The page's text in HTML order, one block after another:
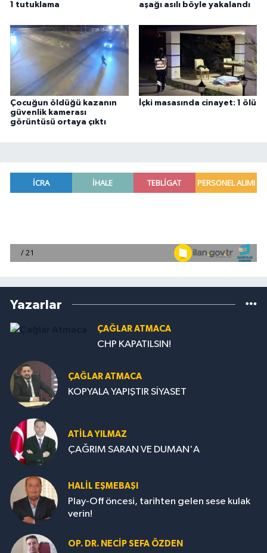
1 tutuklama
aşağı asılı böyle yakalandı
Çocuğun öldüğü kazanın
güvenlik kamerası
görüntüsü ortaya çıktı
İçki masasında cinayet: 1 ölü
Yazarlar
ÇAĞLAR ATMACA
CHP KAPATILSIN!
ÇAĞLAR ATMACA
KOPYALA YAPIŞTIR SİYASET
ATILA YILMAZ
ÇAĞRIM SARAN VE DUMAN'A
HALIL EŞMEBAŞI
Play-Off öncesi, tarihten gelen sese kulak
verin!
OP. DR. NECIP SEFA ÖZDEN